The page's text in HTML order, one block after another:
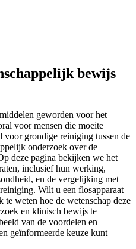
bewijs
geworden voor het
voor mensen die moeite
voor grondige reiniging tussen de
onderzoek over de
deze pagina bekijken we het
inclusief hun werking,
en de vergelijking met
Wilt u een flosapparaat
weten hoe de wetenschap deze
en klinisch bewijs te
van de voordelen en
geïnformeerde keuze kunt